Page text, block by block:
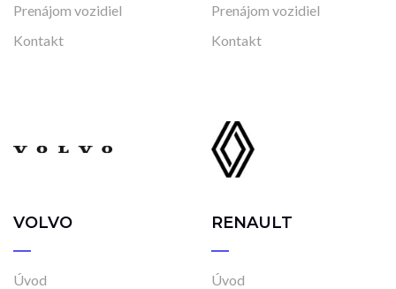
Prenájom vozidiel
Kontakt
Prenájom vozidiel
Kontakt
VOLVO
Úvod
RENAULT
Úvod